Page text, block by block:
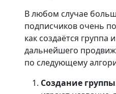
В любом случае
подписчиков очень
как создаётся группа
дальнейшего
по следующему
Создание группы